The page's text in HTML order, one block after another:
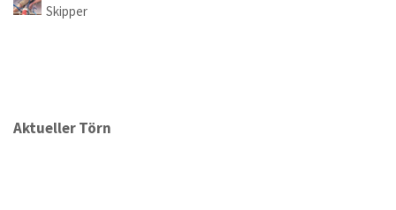
Skipper
Aktueller Törn